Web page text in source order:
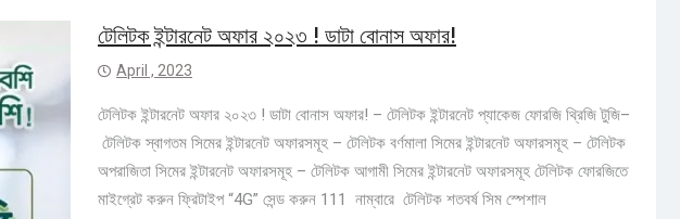
টেলিটক ইন্টারনেট অফার ২০২৩ ! ডাটা বোনাস অফার!
April , 2023
টেলিটক ইন্টারনেট অফার ২০২৩ ! ডাটা বোনাস অফার! – টেলিটক ইন্টারনেট প্যাকেজ ফোরজি থ্রিজি টুজি–
টেলিটক স্বাগতম সিমের ইন্টারনেট অফারসমূহ – টেলিটক বর্ণমালা সিমের ইন্টারনেট অফারসমূহ – টেলিটক
অপরাজিতা সিমের ইন্টারনেট অফারসমূহ – টেলিটক আগামী সিমের ইন্টারনেট অফারসমূহ টেলিটক ফোরজিতে
মাইগ্রেট করুন ফ্রিটাইপ “4G” সেন্ড করুন 111 নাম্বারে টেলিটক শতবর্ষ সিম স্পেশাল